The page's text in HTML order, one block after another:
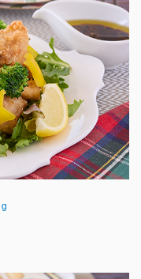
g